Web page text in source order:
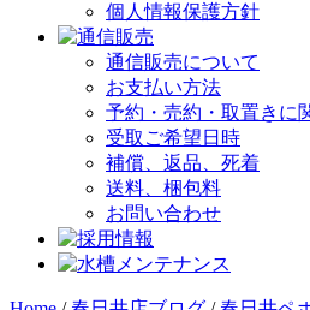
個人情報保護方針
通信販売について
お支払い方法
予約・売約・取置きに
受取ご希望日時
補償、返品、死着
送料、梱包料
お問い合わせ